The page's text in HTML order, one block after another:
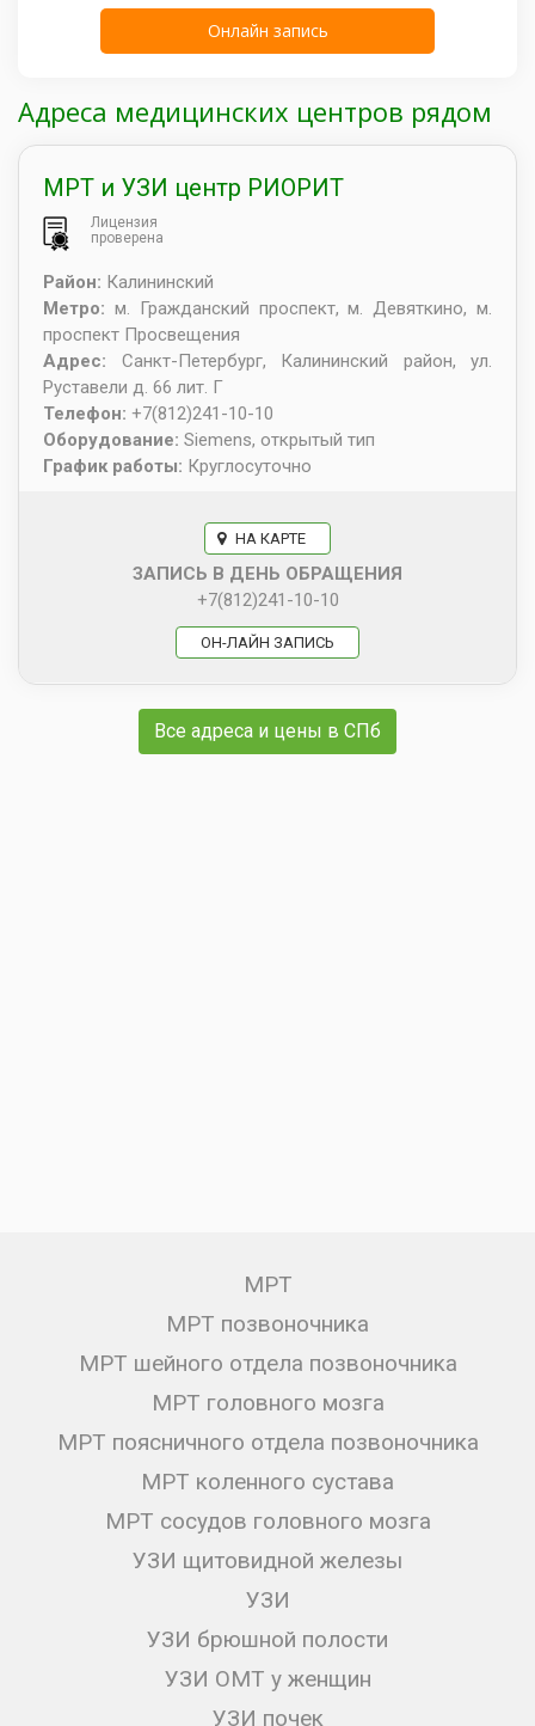
Адреса медицинских центров рядом
МРТ и УЗИ центр РИОРИТ
Лицензия
проверена
Район: Калининский
Метро: м. Гражданский проспект, м. Девяткино, м.
проспект Просвещения
Адрес: Санкт-Петербург, Калининский район, ул.
Руставели д. 66 лит. Г
Телефон: +7(812)241-10-10
Оборудование: Siemens, открытый тип
График работы: Круглосуточно
НА КАРТЕ
ЗАПИСЬ В ДЕНЬ ОБРАЩЕНИЯ
+7(812)241-10-10
ОН-ЛАЙН ЗАПИСЬ
Все адреса и цены в СПб
МРТ
МРТ позвоночника
МРТ шейного отдела позвоночника
МРТ головного мозга
МРТ поясничного отдела позвоночника
МРТ коленного сустава
МРТ сосудов головного мозга
УЗИ щитовидной железы
УЗИ
УЗИ брюшной полости
УЗИ ОМТ у женщин
УЗИ почек